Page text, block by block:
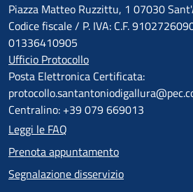
Piazza Matteo Ruzzittu, 1 07030
Codice fiscale / P. IVA: C.F.
01336410905
Ufficio Protocollo
Posta Elettronica Certificata:
Centralino: +39 079 669013
Leggi le FAQ
Prenota appuntamento
Segnalazione disservizio